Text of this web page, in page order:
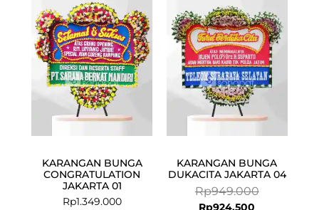
KARANGAN BUNGA
CONGRATULATION
JAKARTA 01
Rp1.349.000
KARANGAN BUNGA
DUKACITA JAKARTA 04
Rp949.000
was:
Rp949.000.
Rp924.500
is:
Rp924.500.